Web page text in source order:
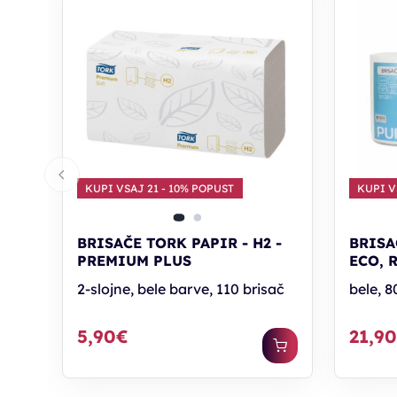
KUPI VSAJ 21 - 10% POPUST
BRISAČE TORK PAPIR - H2 -
PREMIUM PLUS
2-slojne, bele barve, 110 brisač
5,90€
KUPI
ECO,
bele,
Vašo
boste